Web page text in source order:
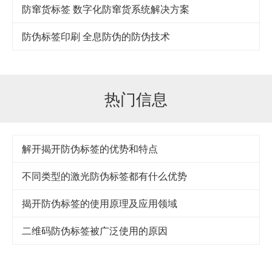
防窜货标签 数字化防窜货系统解决方案
防伪标签印刷 全息防伪的防伪技术
热门信息
解开揭开防伪标签的优势和特点
不同类型的激光防伪标签都有什么优势
揭开防伪标签的使用原理及应用领域
二维码防伪标签被广泛使用的原因